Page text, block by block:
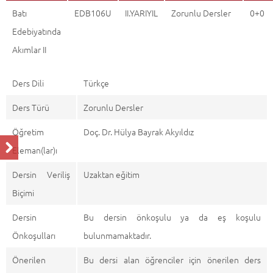
Batı
Edebiyatında
Akımlar II
EDB106U II.YARIYIL Zorunlu Dersler 0+0
Ders Dili
Türkçe
Ders Türü
Zorunlu Dersler
Öğretim
Eleman(lar)ı
Doç. Dr. Hülya Bayrak Akyıldız
Dersin Veriliş
Biçimi
Uzaktan eğitim
Dersin
Önkoşulları
Bu dersin önkoşulu ya da eş koşulu
bulunmamaktadır.
Önerilen
Bu dersi alan öğrenciler için önerilen ders